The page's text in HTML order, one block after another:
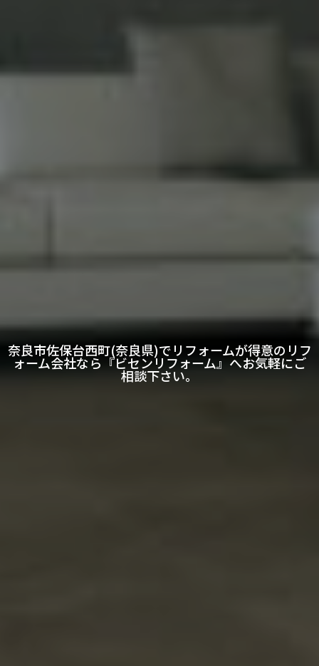
奈良市佐保台西町(奈良県)でリフォームが得意のリフ
ォーム会社なら『ビセンリフォーム』へお気軽にご
相談下さい。